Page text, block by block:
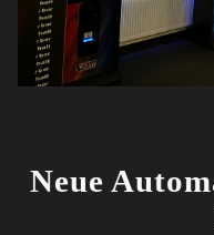
Neue